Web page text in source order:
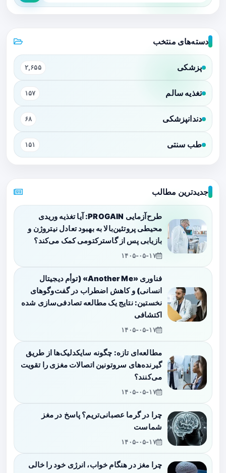
دسته‌های منتخب
پزشکی ۲,۶۵۵
تغذیه سالم ۱۵۷
دندانپزشکی ۶۸
طب سنتی ۱۵۱
جدیدترین مطالب
طرح‌آزمایی PROGAIN: آیا تغذیه وریدی
محیطی پروتئین‌بالا به بهبود تعادل نیتروژن و
بازیابی پس از گاسترکتومی کمک می‌کند؟
۱۴۰۵-۰۵-۱۷
فناوری «Another Me» (توأم دیجیتال
انسانی) و کاهش اضطراب در گفت‌وگوهای
نخستین: نتایج یک مطالعه تصادفی‌سازی شده
اکتشافی
۱۴۰۵-۰۵-۱۷
مطالعه‌ای تازه: چگونه سایکدلیک‌ها از طریق
گیرنده‌های سروتونین اتصالات مغزی را تقویت
می‌کنند؟
۱۴۰۵-۰۵-۱۷
چرا در گرما عصبانی‌تریم؟ پاسخ در مغز
شماست
۱۴۰۵-۰۵-۱۷
چرا مغز در هنگام خواب، انرژی خود را خالی